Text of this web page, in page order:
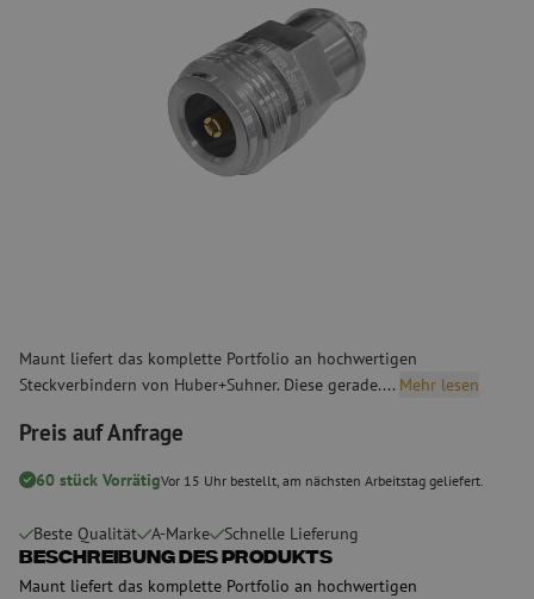
Maunt liefert das komplette Portfolio an hochwertigen
Steckverbindern von Huber+Suhner. Diese gerade.... Mehr lesen
Preis auf Anfrage
60 stück VorrätigVor 15 Uhr bestellt, am nächsten Arbeitstag geliefert.
Beste Qualität A-Marke Schnelle Lieferung
Beschreibung des Produkts
Maunt liefert das komplette Portfolio an hochwertigen